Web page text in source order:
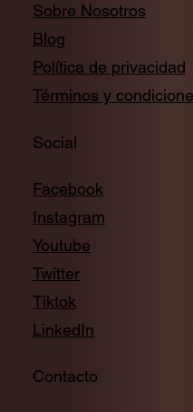
Social
Facebook
Instagram
Youtube
Twitter
Tiktok
LinkedIn
Sobre Nosotros
Blog
Política de privacidad
Términos y
Contacto